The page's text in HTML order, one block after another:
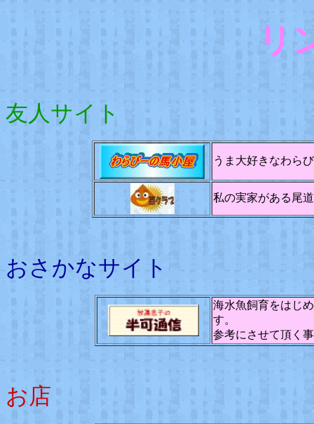
リ
友人サイト
うま大好きなわら
私の実家がある尾
おさかなサイト
海水魚飼育をはじ
す。
参考にさせて頂く
お店